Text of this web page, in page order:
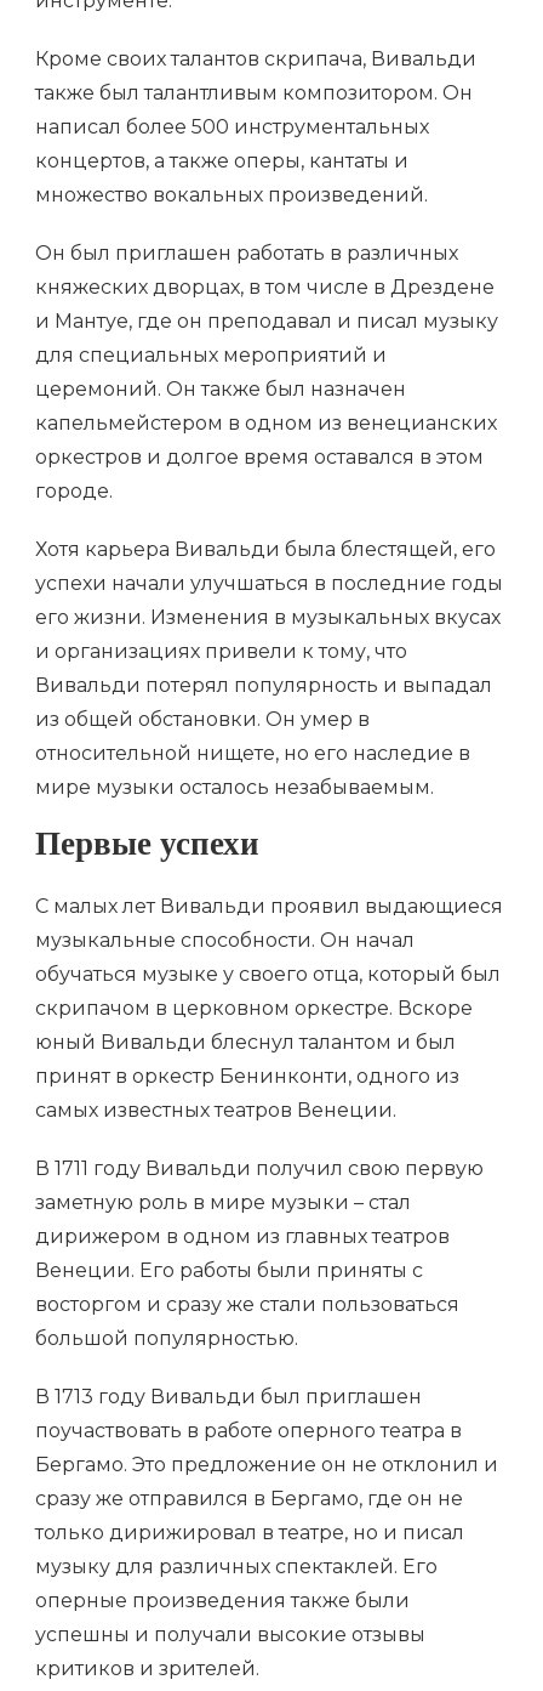
Кроме своих талантов скрипача, Вивальди
также был талантливым композитором. Он
написал более 500 инструментальных
концертов, а также оперы, кантаты и
множество вокальных произведений.
Он был приглашен работать в различных
княжеских дворцах, в том числе в Дрездене
и Мантуе, где он преподавал и писал музыку
для специальных мероприятий и
церемоний. Он также был назначен
капельмейстером в одном из венецианских
оркестров и долгое время оставался в этом
городе.
Хотя карьера Вивальди была блестящей, его
успехи начали улучшаться в последние годы
его жизни. Изменения в музыкальных вкусах
и организациях привели к тому, что
Вивальди потерял популярность и выпадал
из общей обстановки. Он умер в
относительной нищете, но его наследие в
мире музыки осталось незабываемым.
Первые успехи
С малых лет Вивальди проявил выдающиеся
музыкальные способности. Он начал
обучаться музыке у своего отца, который был
скрипачом в церковном оркестре. Вскоре
юный Вивальди блеснул талантом и был
принят в оркестр Бенинконти, одного из
самых известных театров Венеции.
В 1711 году Вивальди получил свою первую
заметную роль в мире музыки – стал
дирижером в одном из главных театров
Венеции. Его работы были приняты с
восторгом и сразу же стали пользоваться
большой популярностью.
В 1713 году Вивальди был приглашен
поучаствовать в работе оперного театра в
Бергамо. Это предложение он не отклонил и
сразу же отправился в Бергамо, где он не
только дирижировал в театре, но и писал
музыку для различных спектаклей. Его
оперные произведения также были
успешны и получали высокие отзывы
критиков и зрителей.